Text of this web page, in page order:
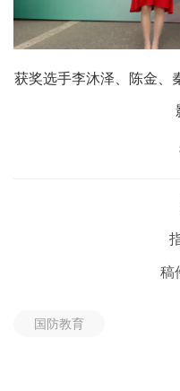
获奖选手李沐泽、陈金、
稿
国防教育